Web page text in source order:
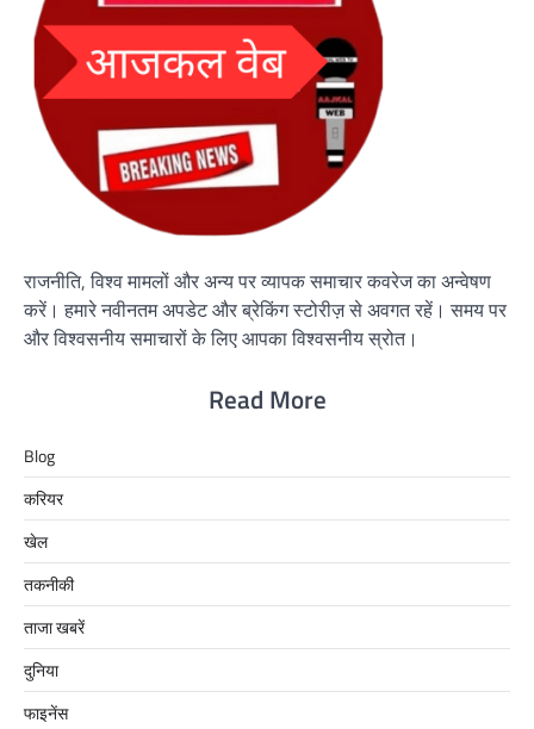
राजनीति, विश्व मामलों और अन्य पर व्यापक समाचार कवरेज का अन्वेषण
करें। हमारे नवीनतम अपडेट और ब्रेकिंग स्टोरीज़ से अवगत रहें। समय पर
और विश्वसनीय समाचारों के लिए आपका विश्वसनीय स्रोत।
Read More
Blog
करियर
खेल
तकनीकी
ताजा खबरें
दुनिया
फाइनेंस